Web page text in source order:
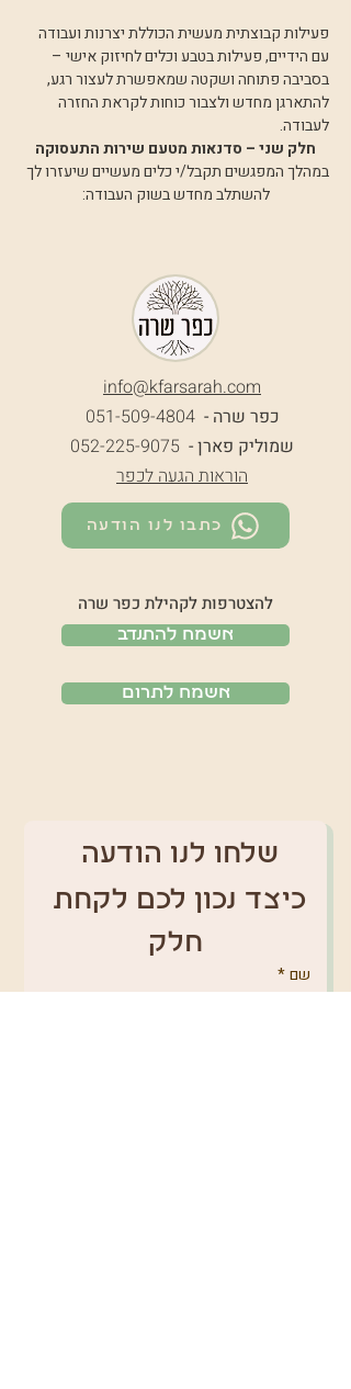
פעילות קבוצתית מעשית הכוללת יצרנות ועבודה
עם הידיים, פעילות בטבע וכלים לחיזוק אישי –
בסביבה פתוחה ושקטה שמאפשרת לעצור רגע,
להתארגן מחדש ולצבור כוחות לקראת החזרה
לעבודה.
חלק שני – סדנאות מטעם שירות התעסוקה
במהלך המפגשים תקבל/י כלים מעשיים שיעזרו לך
להשתלב מחדש בשוק העבודה:
info@kfarsarah.com
כפר שרה -051-509-4804
שמוליק פארן - 052-225-9075
הוראות הגעה לכפר
כתבו לנו הודעה
להצטרפות לקהילת כפר שרה
אשמח להתנדב
אשמח לתרום
שלחו לנו הודעה
חלק
שם*